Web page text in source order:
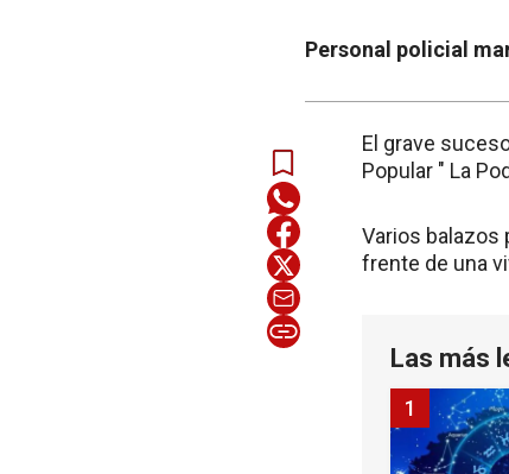
Personal policial
El grave
Popular " La
Varios balazos
frente de una
Las más
1